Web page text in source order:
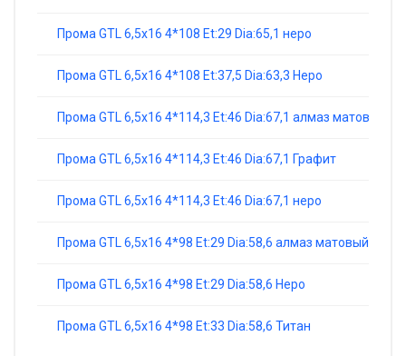
Прома GTL 6,5x16 4*108 Et:29 Dia:65,1 неро
Прома GTL 6,5x16 4*108 Et:37,5 Dia:63,3 Неро
Прома GTL 6,5x16 4*114,3 Et:46 Dia:67,1 алмаз матовый
Прома GTL 6,5x16 4*114,3 Et:46 Dia:67,1 Графит
Прома GTL 6,5x16 4*114,3 Et:46 Dia:67,1 неро
Прома GTL 6,5x16 4*98 Et:29 Dia:58,6 алмаз матовый
Прома GTL 6,5x16 4*98 Et:29 Dia:58,6 Неро
Прома GTL 6,5x16 4*98 Et:33 Dia:58,6 Титан